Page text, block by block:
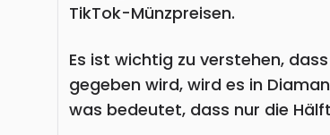
TikTok-Münzpreisen.
Es ist wichtig zu verstehen,
gegeben wird, wird es in
was bedeutet, dass nur die